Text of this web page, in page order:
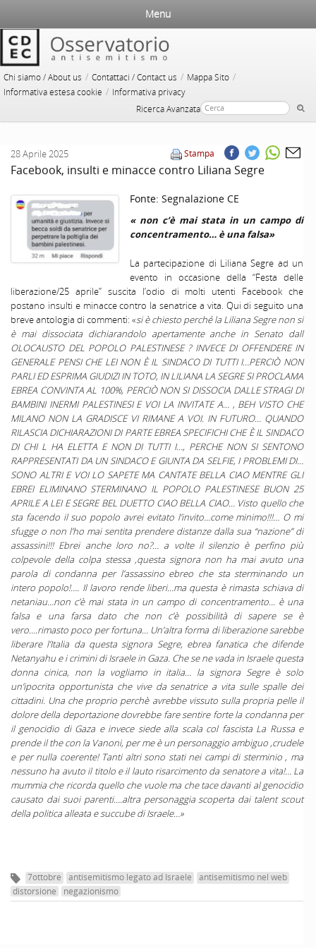
Chi siamo / About us / Contattaci / Contact us / Mappa Sito /
Informativa estesa cookie / Informativa privacy
Ricerca Avanzata
Menu
Stampa
28 Aprile 2025
Facebook, insulti e minacce contro Liliana Segre
Fonte: Segnalazione CE
« non c’è mai stata in un campo di
concentramento… è una falsa»
La partecipazione di Liliana Segre ad un
evento in occasione della “Festa delle
liberazione/25 aprile” suscita l’odio di molti utenti Facebook che
postano insulti e minacce contro la senatrice a vita. Qui di seguito una
breve antologia di commenti: «si è chiesto perché la Liliana Segre non si
è mai dissociata dichiarandolo apertamente anche in Senato dall
OLOCAUSTO DEL POPOLO PALESTINESE ? INVECE DI OFFENDERE IN
GENERALE PENSI CHE LEI NON È IL SINDACO DI TUTTI I…PERCIÒ NON
PARLI ED ESPRIMA GIUDIZI IN TOTO, IN LILIANA LA SEGRE SI PROCLAMA
EBREA CONVINTA AL 100%, PERCIÒ NON SI DISSOCIA DALLE STRAGI DI
BAMBINI INERMI PALESTINESI E VOI LA INVITATE A… , BEH VISTO CHE
MILANO NON LA GRADISCE VI RIMANE A VOI. IN FUTURO… QUANDO
RILASCIA DICHIARAZIONI DI PARTE EBREA SPECIFICHI CHE È IL SINDACO
DI CHI L HA ELETTA E NON DI TUTTI I…, PERCHE NON SI SENTONO
RAPPRESENTATI DA UN SINDACO E GIUNTA DA SELFIE, I PROBLEMI DI…
SONO ALTRI E VOI LO SAPETE MA CANTATE BELLA CIAO MENTRE GLI
EBREI ELIMINANO STERMINANO IL POPOLO PALESTINESE BUON 25
APRILE A LEI E SEGRE BEL DUETTO CIAO BELLA CIAO… Visto quello che
sta facendo il suo popolo avrei evitato l’invito…come minimo!!!… O mi
sfugge o non l’ho mai sentita prendere distanze dalla sua “nazione” di
assassini!!! Ebrei anche loro no?… a volte il silenzio è perfino più
colpevole della colpa stessa ,questa signora non ha mai avuto una
parola di condanna per l’assassino ebreo che sta sterminando un
intero popolo!…. Il lavoro rende liberi…ma questa è rimasta schiava di
netaniau…non c’è mai stata in un campo di concentramento… è una
falsa e una farsa dato che non c’è possibilità di sapere se è
vero….rimasto poco per fortuna… Un’altra forma di liberazione sarebbe
liberare l’Italia da questa signora Segre, ebrea fanatica che difende
Netanyahu e i crimini di Israele in Gaza. Che se ne vada in Israele questa
donna cinica, non la vogliamo in italia… la signora Segre è solo
un’ipocrita opportunista che vive da senatrice a vita sulle spalle dei
cittadini. Una che proprio perchè avrebbe vissuto sulla propria pelle il
dolore della deportazione dovrebbe fare sentire forte la condanna per
il genocidio di Gaza e invece siede alla scala col fascista La Russa e
prende il the con la Vanoni, per me è un personaggio ambiguo ,crudele
e per nulla coerente! Tanti altri sono stati nei campi di sterminio , ma
nessuno ha avuto il titolo e il lauto risarcimento da senatore a vita!… La
mummia che ricorda quello che vuole ma che tace davanti al genocidio
causato dai suoi parenti….altra personaggia scoperta dai talent scout
della politica alleata e succube di Israele…»
7ottobre antisemitismo legato ad Israele
antisemitismo nel web
distorsione
negazionismo